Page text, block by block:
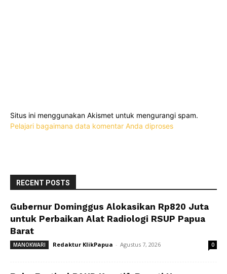
Situs ini menggunakan Akismet untuk mengurangi spam.
Pelajari bagaimana data komentar Anda diproses
RECENT POSTS
Gubernur Dominggus Alokasikan Rp820 Juta
untuk Perbaikan Alat Radiologi RSUP Papua
Barat
MANOKWARI Redaktur KlikPapua - Agustus 7, 2026 0